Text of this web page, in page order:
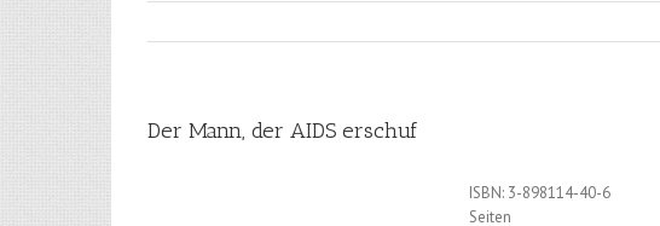
Der Mann, der AIDS erschuf
ISBN: 3-898114-40-6
Seiten